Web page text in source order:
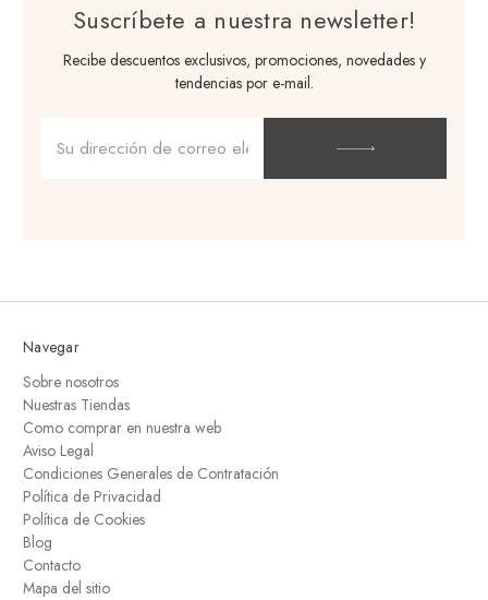
Suscríbete a nuestra newsletter!
Recibe descuentos exclusivos, promociones, novedades y
tendencias por e-mail.
de
correo
Navegar
Sobre nosotros
Nuestras Tiendas
Como comprar en nuestra web
Aviso Legal
Condiciones Generales de Contratación
Política de Privacidad
Política de Cookies
Blog
Contacto
Mapa del sitio